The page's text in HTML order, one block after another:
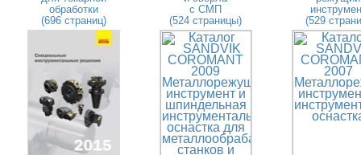
обработки
(696 страниц)
с СМП
(524 страницы)
(529